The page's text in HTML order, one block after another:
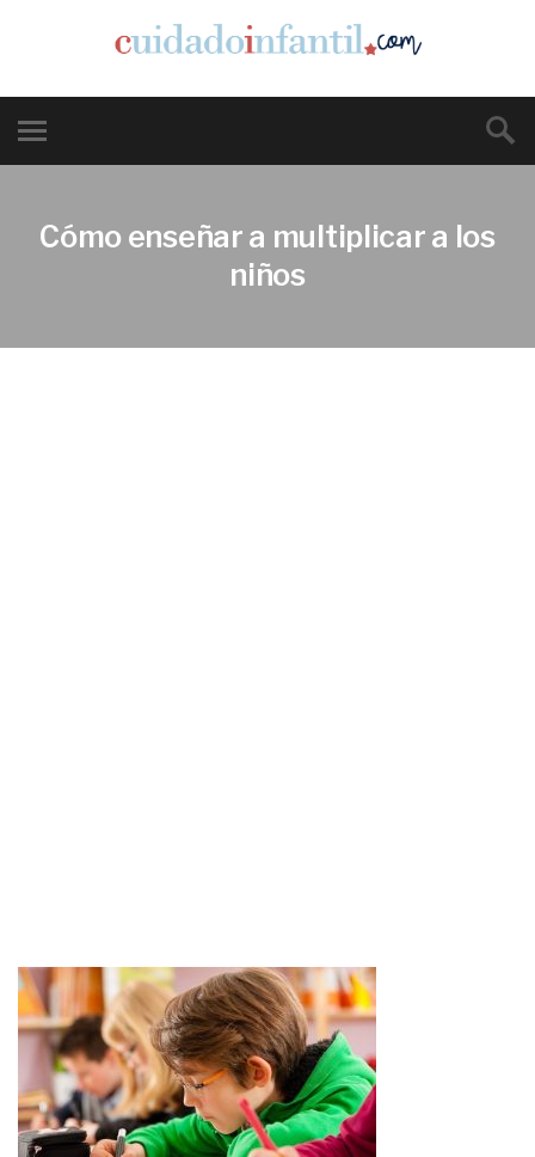
Cómo enseñar a multiplicar a los
niños